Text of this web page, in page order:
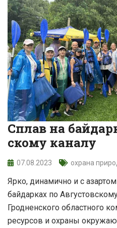
Сплав на
скому каналу
07.08.2023 охрана
Ярко, динамично и с
байдарках по
Гродненского областного
ресурсов и охраны